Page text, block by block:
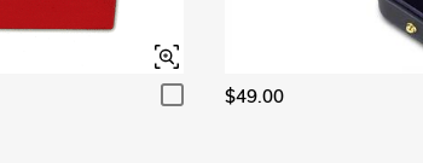
$49.00